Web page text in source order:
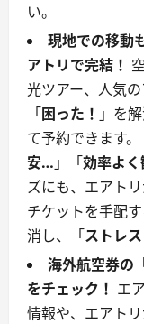
い。
現地での移動
アトリで完結！
光ツアー、人気
「困った！ 」を
て予約できます
安… 」「効率よく
ズにも、エアト
チケットを手配
消し、「ストレ
海外航空券の
をチェック！ エ
情報や、エアト